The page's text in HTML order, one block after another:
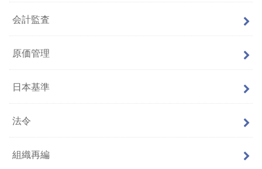
会計監査
原価管理
日本基準
法令
組織再編